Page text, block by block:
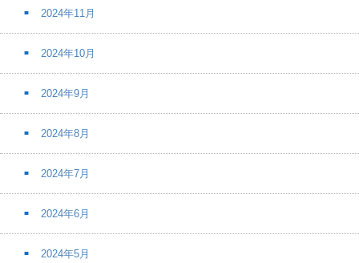
2024年11月
2024年10月
2024年9月
2024年8月
2024年7月
2024年6月
2024年5月